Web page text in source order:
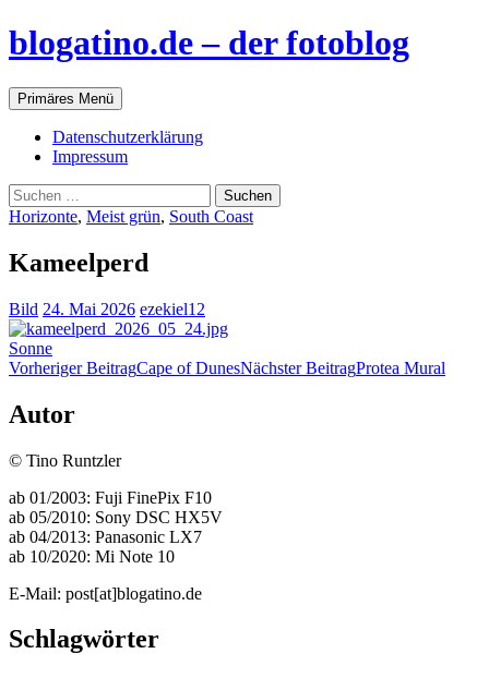
blogatino.de – der fotoblog
Suchen
Primäres Menü Zum
Inhalt
springen
Datenschutzerklärung
Impressum
Suchen
nach:
Horizonte, Meist grün, South Coast
Kameelperd
Bild 24. Mai 2026 ezekiel12
Sonne
Beitragsnavigation
Vorheriger BeitragCape of DunesNächster BeitragProtea Mural
Autor
© Tino Runtzler
ab 01/2003: Fuji FinePix F10
ab 05/2010: Sony DSC HX5V
ab 04/2013: Panasonic LX7
ab 10/2020: Mi Note 10
E-Mail: post[at]blogatino.de
Schlagwörter